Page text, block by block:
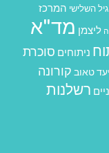
השלישי המרכז
ליצמן מד"א
ניתוחים סוכרת
טאוב קורונה
רשלנות